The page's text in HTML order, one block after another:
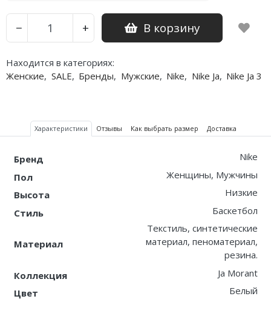
− + В корзину
Находится в категориях:
Женские, SALE, Бренды, Мужские, Nike, Nike Ja, Nike Ja 3
Характеристики Отзывы Как выбрать размер Доставка
Бренд
Nike
Пол
Женщины, Мужчины
Высота
Низкие
Стиль
Баскетбол
Материал
Текстиль, синтетические
материал, пеноматериал,
резина.
Коллекция
Ja Morant
Цвет
Белый